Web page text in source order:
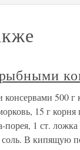
500 г
15 г корня
порея, 1 ст. ложка
соль. В кипящую